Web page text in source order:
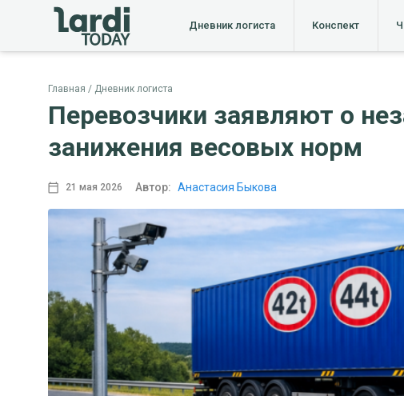
Дневник логиста Конспект
Главная Дневник логиста
Перевозчики заявляют о
занижения весовых норм
21 мая 2026 Автор: Анастасия Быкова